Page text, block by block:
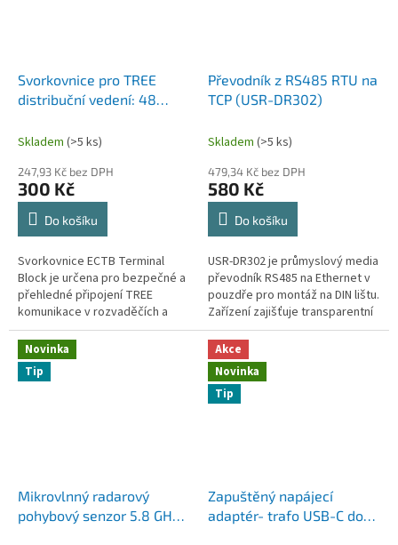
Svorkovnice pro TREE
distribuční vedení: 48
komunikace nejen Loxone
Skladem (>5 ks)
247,93 Kč bez DPH
300 Kč
Do košíku
Svorkovnice ECTB Terminal
Block je určena pro bezpečné a
přehledné připojení TREE
komunikace v rozvaděčích a
automatizačních systémech.
Převodník z RS485 RTU na
TCP (USR-DR302)
Skladem (>5 ks)
479,34 Kč bez DPH
580 Kč
Do košíku
USR-DR302 je průmyslový media
převodník RS485 na Ethernet v
pouzdře pro montáž na DIN lištu.
Zařízení zajišťuje transparentní
přenos dat. Podporuje protokol
Gateway Modbus RTU /...
Novinka
Tip
Mikrovlnný radarový
pohybový senzor 5.8 GHz
Akce
Novinka
Tip
Zapuštěný napájecí
adaptér- trafo USB-C do